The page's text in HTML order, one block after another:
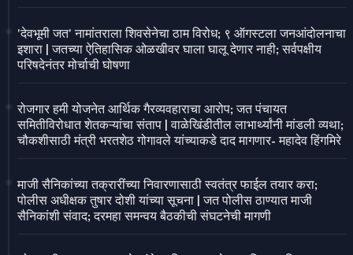
'देवभूमी जत' नामांतराला शिवसेनेचा ठाम विरोध; ९ ऑगस्टला जनआंदोलनाचा
इशारा | जतच्या ऐतिहासिक ओळखीवर घाला घालू देणार नाही; सर्वपक्षीय
परिषदेनंतर मोर्चाची घोषणा
रोजगार हमी योजनेत आर्थिक गैरव्यवहाराचा आरोप; जत पंचायत
समितीविरोधात शेतकऱ्यांचा संताप | वाळेखिंडीतील लाभार्थ्यांनी मांडली व्यथा;
चौकशीसाठी मंत्री भरतशेठ गोगावले यांच्याकडे दाद मागणार- महादेव हिंगमिरे
माजी सैनिकांच्या तक्रारींच्या निवारणासाठी स्वतंत्र फाईल तयार करा;
पोलीस अधीक्षक तुषार दोशी यांच्या सूचना | जत पोलीस ठाण्यात माजी
सैनिकांशी संवाद; दरमहा समन्वय बैठकीची संघटनेची मागणी